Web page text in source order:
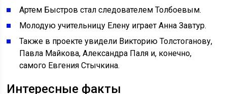
Артем Быстров стал следователем Толбоевым.
Молодую учительницу Елену играет Анна Завтур.
Также в проекте увидели Викторию Толстоганову,
Павла Майкова, Александра Паля и, конечно,
самого Евгения Стычкина.
Интересные факты